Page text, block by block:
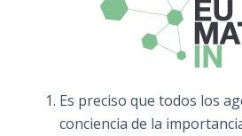
Es preciso que todos los
conciencia de la